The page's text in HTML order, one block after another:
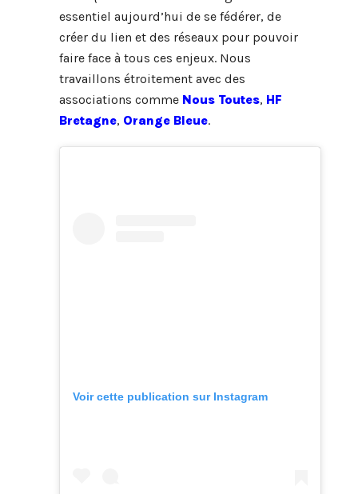
essentiel aujourd’hui de se fédérer, de
créer du lien et des réseaux pour pouvoir
faire face à tous ces enjeux. Nous
travaillons étroitement avec des
associations comme Nous Toutes, HF
Bretagne, Orange Bleue.
Voir cette publication sur Instagram